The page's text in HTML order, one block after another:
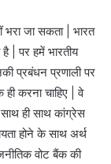
भरा जा सकता | भारत
है | पर हमें भारतीय
प्रबंधन प्रणाली पर
करना चाहिए | वे
ही साथ कांग्रेस
होने के साथ अर्थ
वोट बैंक की